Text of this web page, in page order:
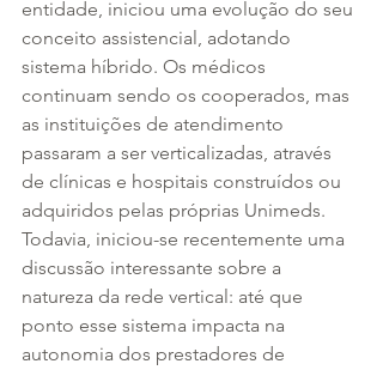
entidade, iniciou uma evolução do seu
conceito assistencial, adotando
sistema híbrido. Os médicos
continuam sendo os cooperados, mas
as instituições de atendimento
passaram a ser verticalizadas, através
de clínicas e hospitais construídos ou
adquiridos pelas próprias Unimeds.
Todavia, iniciou-se recentemente uma
discussão interessante sobre a
natureza da rede vertical: até que
ponto esse sistema impacta na
autonomia dos prestadores de